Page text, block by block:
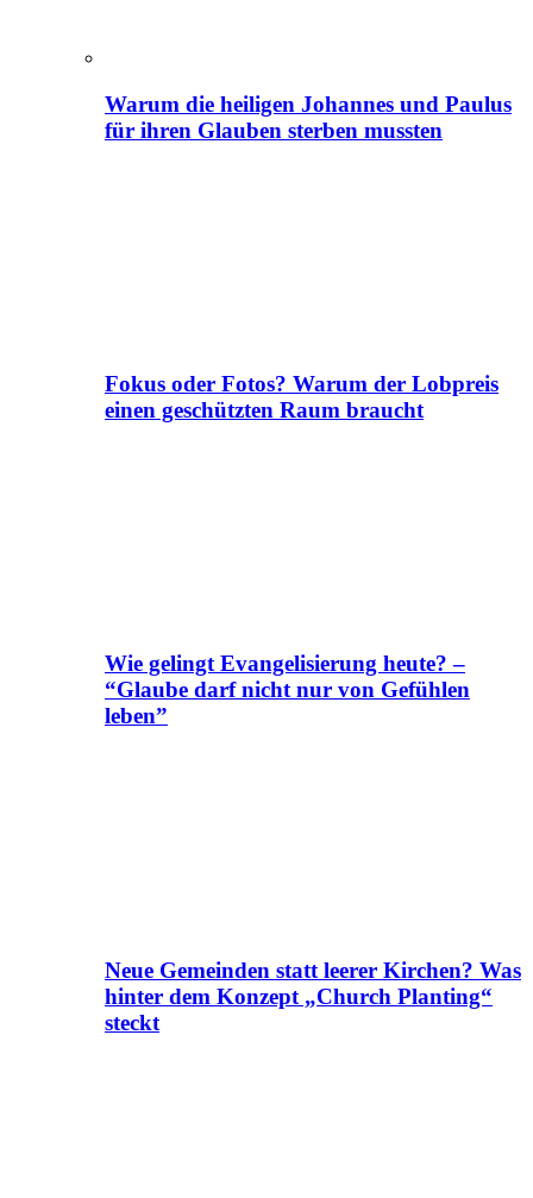
Warum die heiligen Johannes und Paulus
für ihren Glauben sterben mussten
Fokus oder Fotos? Warum der Lobpreis
einen geschützten Raum braucht
Wie gelingt Evangelisierung heute? –
“Glaube darf nicht nur von Gefühlen
leben”
Neue Gemeinden statt leerer Kirchen? Was
hinter dem Konzept „Church Planting“
steckt